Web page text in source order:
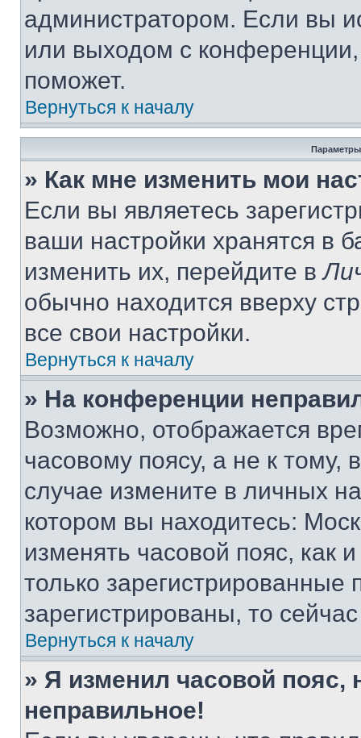
администратором. Если вы
или выходом с
поможет.
Вернуться к началу
Параметры
» Как мне изменить мои
Если вы являетесь
ваши настройки хранятся в
изменить их, перейдите в
обычно находится вверху
все свои настройки.
Вернуться к началу
» На конференции
Возможно, отображается
часовому поясу, а не к тому,
случае измените в личных
котором вы находитесь:
изменять часовой пояс, как
только
зарегистрированы, то
Вернуться к началу
» Я изменил часовой пояс,
неправильное!